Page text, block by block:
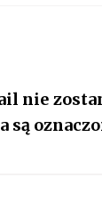
nie
są